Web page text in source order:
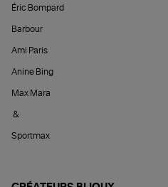
Éric Bompard
Barbour
Ami Paris
Anine Bing
Max Mara
&
Sportmax